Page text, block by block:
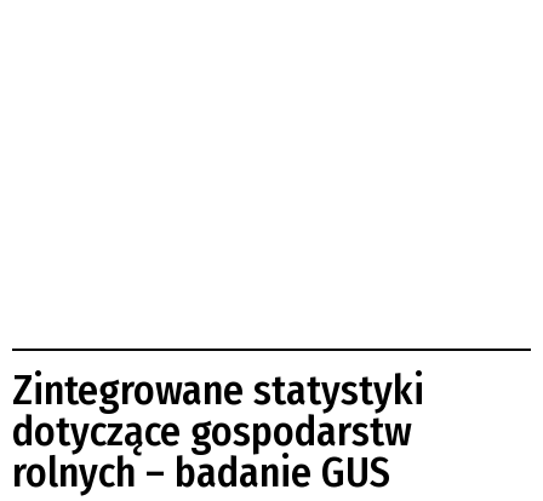
Zintegrowane statystyki
dotyczące gospodarstw
rolnych – badanie GUS